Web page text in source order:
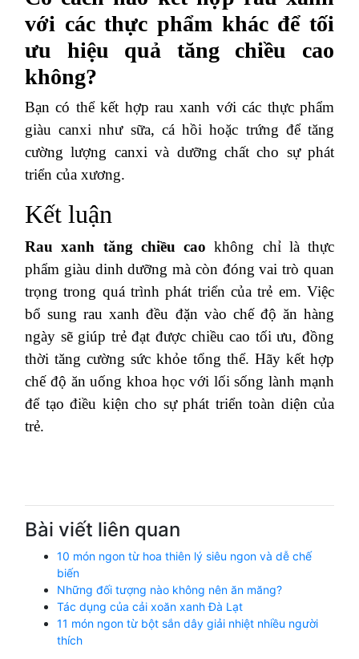
với các thực phẩm khác để tối
ưu hiệu quả tăng chiều cao
không?
Bạn có thể kết hợp rau xanh với các thực phẩm
giàu canxi như sữa, cá hồi hoặc trứng để tăng
cường lượng canxi và dưỡng chất cho sự phát
triển của xương.
Kết luận
Rau xanh tăng chiều cao không chỉ là thực
phẩm giàu dinh dưỡng mà còn đóng vai trò quan
trọng trong quá trình phát triển của trẻ em. Việc
bổ sung rau xanh đều đặn vào chế độ ăn hàng
ngày sẽ giúp trẻ đạt được chiều cao tối ưu, đồng
thời tăng cường sức khỏe tổng thể. Hãy kết hợp
chế độ ăn uống khoa học với lối sống lành mạnh
để tạo điều kiện cho sự phát triển toàn diện của
trẻ.
Bài viết liên quan
10 món ngon từ hoa thiên lý siêu ngon và dễ chế
biến
Những đối tượng nào không nên ăn măng?
Tác dụng của cải xoăn xanh Đà Lạt
11 món ngon từ bột sắn dây giải nhiệt nhiều người
thích